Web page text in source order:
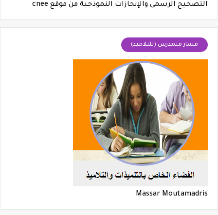
التصحيح الرسمي والإنجازات النموذجية من موقع cnee
مسار متمدرس (للتلاميذ)
Massar Moutamadris